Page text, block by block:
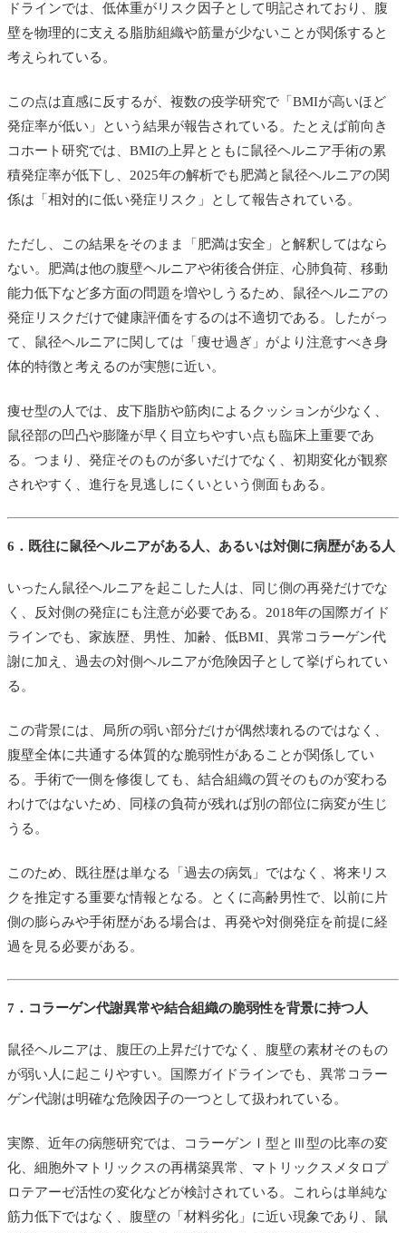
ドラインでは、低体重がリスク因子として明記されており、腹
壁を物理的に支える脂肪組織や筋量が少ないことが関係すると
考えられている。
この点は直感に反するが、複数の疫学研究で「BMIが高いほど
発症率が低い」という結果が報告されている。たとえば前向き
コホート研究では、BMIの上昇とともに鼠径ヘルニア手術の累
積発症率が低下し、2025年の解析でも肥満と鼠径ヘルニアの関
係は「相対的に低い発症リスク」として報告されている。
ただし、この結果をそのまま「肥満は安全」と解釈してはなら
ない。肥満は他の腹壁ヘルニアや術後合併症、心肺負荷、移動
能力低下など多方面の問題を増やしうるため、鼠径ヘルニアの
発症リスクだけで健康評価をするのは不適切である。したがっ
て、鼠径ヘルニアに関しては「痩せ過ぎ」がより注意すべき身
体的特徴と考えるのが実態に近い。
痩せ型の人では、皮下脂肪や筋肉によるクッションが少なく、
鼠径部の凹凸や膨隆が早く目立ちやすい点も臨床上重要であ
る。つまり、発症そのものが多いだけでなく、初期変化が観察
されやすく、進行を見逃しにくいという側面もある。
6．既往に鼠径ヘルニアがある人、あるいは対側に病歴がある人
いったん鼠径ヘルニアを起こした人は、同じ側の再発だけでな
く、反対側の発症にも注意が必要である。2018年の国際ガイド
ラインでも、家族歴、男性、加齢、低BMI、異常コラーゲン代
謝に加え、過去の対側ヘルニアが危険因子として挙げられてい
る。
この背景には、局所の弱い部分だけが偶然壊れるのではなく、
腹壁全体に共通する体質的な脆弱性があることが関係してい
る。手術で一側を修復しても、結合組織の質そのものが変わる
わけではないため、同様の負荷が残れば別の部位に病変が生じ
うる。
このため、既往歴は単なる「過去の病気」ではなく、将来リス
クを推定する重要な情報となる。とくに高齢男性で、以前に片
側の膨らみや手術歴がある場合は、再発や対側発症を前提に経
過を見る必要がある。
7．コラーゲン代謝異常や結合組織の脆弱性を背景に持つ人
鼠径ヘルニアは、腹圧の上昇だけでなく、腹壁の素材そのもの
が弱い人に起こりやすい。国際ガイドラインでも、異常コラー
ゲン代謝は明確な危険因子の一つとして扱われている。
実際、近年の病態研究では、コラーゲンⅠ型とⅢ型の比率の変
化、細胞外マトリックスの再構築異常、マトリックスメタロプ
ロテアーゼ活性の変化などが検討されている。これらは単純な
筋力低下ではなく、腹壁の「材料劣化」に近い現象であり、鼠